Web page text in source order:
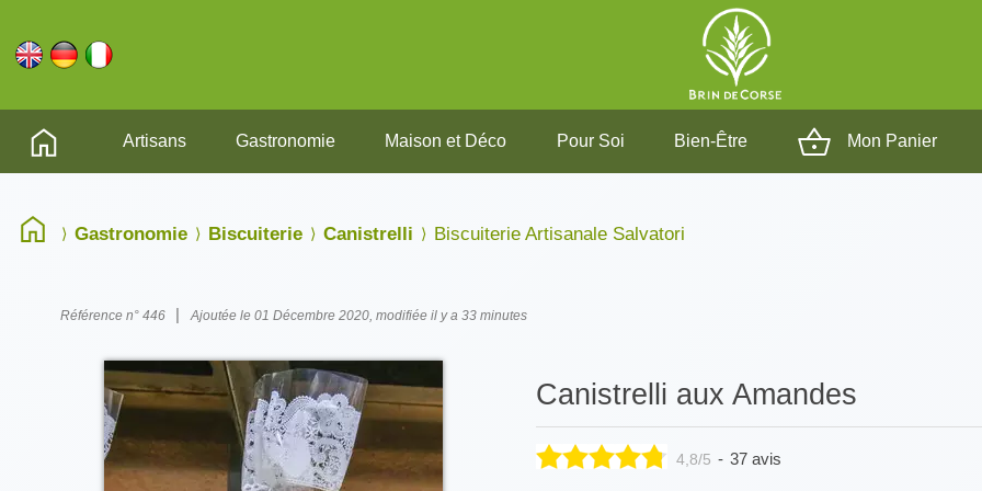
Artisans Gastronomie Maison et Déco Pour Soi Bien-Être Mon Panier
Gastronomie Biscuiterie Canistrelli Biscuiterie Artisanale Salvatori
Référence n° 446 | Ajoutée le 01 Décembre 2020, modifiée il y a 33 minutes
Canistrelli aux Amandes
4,8/5 - 37 avis